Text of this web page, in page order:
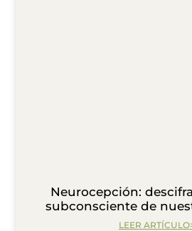
Neurocepción:
subconsciente de
LEER